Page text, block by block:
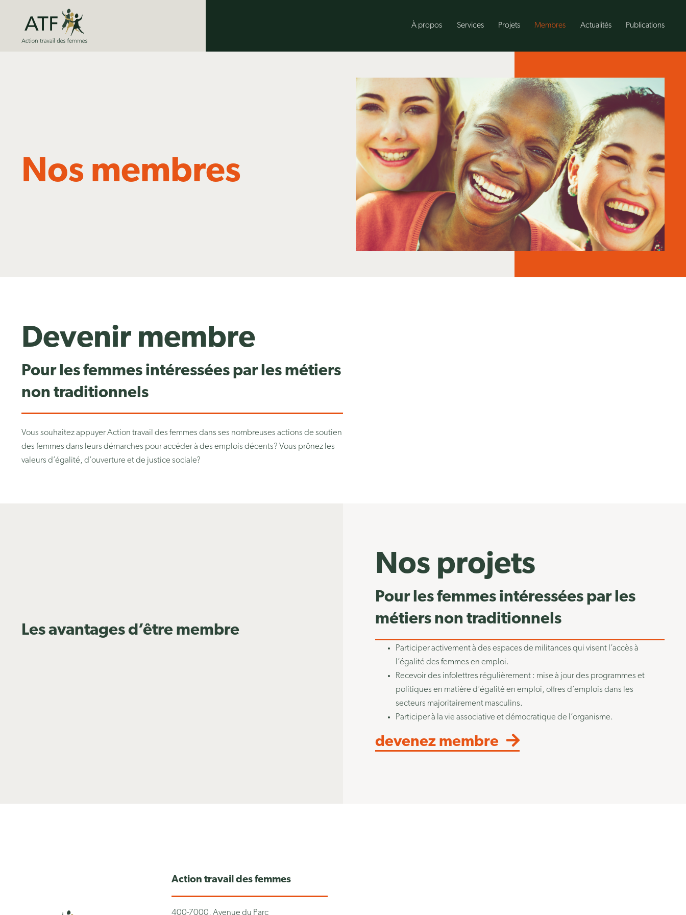
content
À propos Services Projets Membres Actualités Publications
Nos membres
Devenir membre
Pour les femmes intéressées par les métiers
non traditionnels
Vous souhaitez appuyer Action travail des femmes dans ses nombreuses actions de soutien
des femmes dans leurs démarches pour accéder à des emplois décents? Vous prônez les
valeurs d’égalité, d’ouverture et de justice sociale?
Les avantages d’être membre
Nos projets
Pour les femmes intéressées par les
métiers non traditionnels
Participer activement à des espaces de militances qui visent l’accès à
l’égalité des femmes en emploi.
Recevoir des infolettres régulièrement : mise à jour des programmes et
politiques en matière d’égalité en emploi, offres d’emplois dans les
secteurs majoritairement masculins.
Participer à la vie associative et démocratique de l’organisme.
devenez membre
Action travail des femmes
400-7000, Avenue du Parc